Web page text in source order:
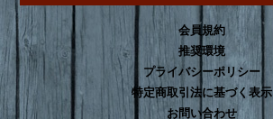
会員規約
推奨環境
プライバシーポリシー
特定商取引法に基づく表示
お問い合わせ